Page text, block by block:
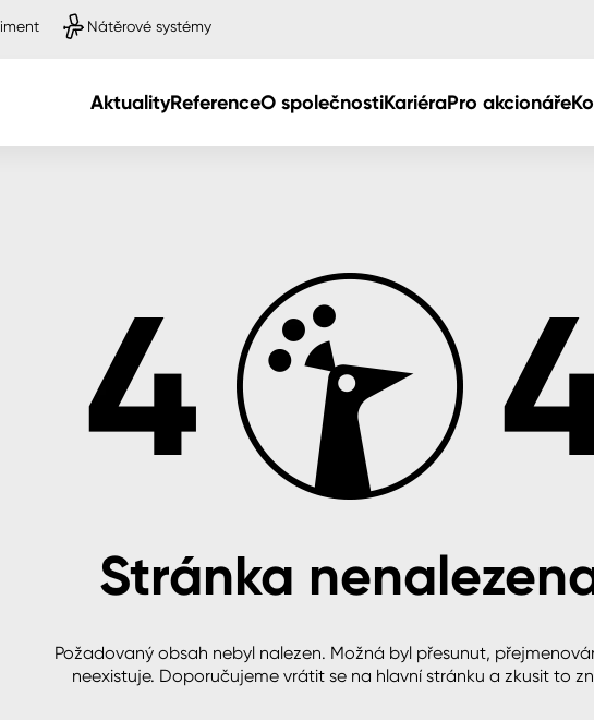
Nátěrové systémy
AktualityReferenceO společnostiKariéraPro akcionáře
technickéStránka
Požadovaný obsah nebyl nalezen. Možná byl přesunut,
neexistuje. Doporučujeme vrátit se na hlavní stránku a zkusit to